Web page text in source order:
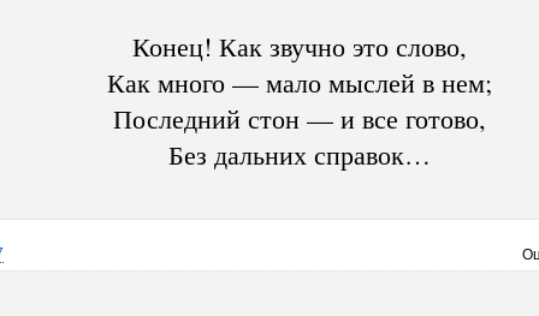
Конец! Как звучно это слово,
Как много — мало мыслей в нем;
Последний стон — и все готово,
Без дальних справок…